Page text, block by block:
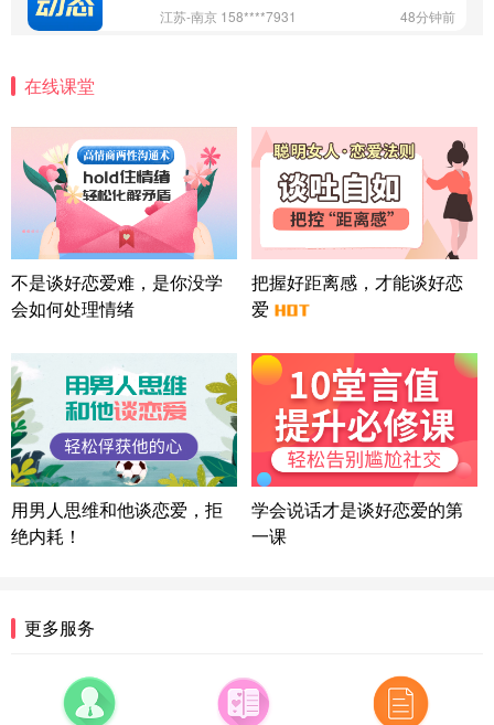
江苏-南京 158****7931
48分钟前
情感方案
北京-朝阳 151****3189
22分钟前
微信用户 巧?媚儿 通过此页面咨询，已获得专属情感
方案
上海-浦东 177****9074
56分钟前
微信用户 Liberty 通过此页面咨询，已获得专属情感
方案
广东-广州 188****5632
湖北-武汉 135****7410
41分钟前
微信用户 困困魚? 通过此页面咨询，已获得专属情感
方案
陕西-西安 139****6283
3分钟前
情感方案
浙江-宁波 150****8921
福建-厦门 159****4462
53分钟前
微信用户 凌乱小羊 通过此页面咨询，已获得专属情
在线课堂
不是谈好恋爱难，是你没学
会如何处理情绪
把握好距离感，才能谈好恋
爱
用男人思维和他谈恋爱，拒
绝内耗！
学会说话才是谈好恋爱的第
一课
更多服务